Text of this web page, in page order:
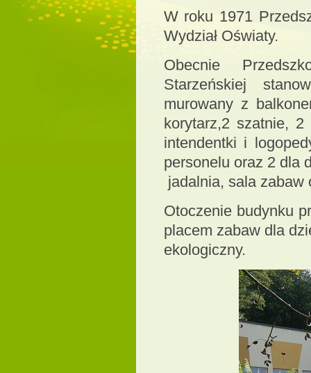
W roku 1971
Wydział Oświaty.
Obecnie
Starzeńskiej
murowany z
korytarz,2 szatnie,
intendentki i
personelu oraz 2 dla
jadalnia, sala zabaw
Otoczenie budynku
placem zabaw dla
ekologiczny.